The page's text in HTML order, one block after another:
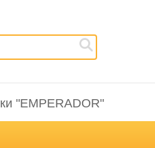
"EMPERADOR"